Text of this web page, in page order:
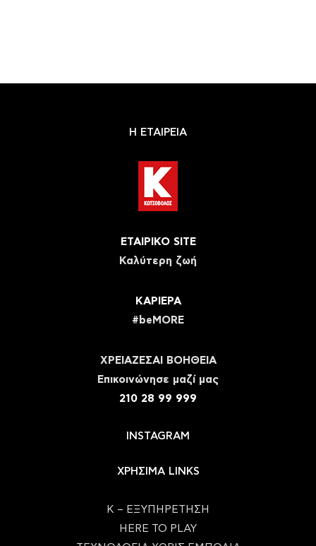
Η ΕΤΑΙΡΕΙΑ
ΕΤΑΙΡΙΚΟ SITE
Καλύτερη ζωή
ΚΑΡΙΕΡΑ
#beMORE
ΧΡΕΙΑΖΕΣΑΙ ΒΟΗΘΕΙΑ
Eπικοινώνησε μαζί μας
210 28 99 999
INSTAGRAM
ΧΡΗΣΙΜΑ LINKS
Κ – ΕΞΥΠΗΡΕΤΗΣΗ
HERE TO PLAY